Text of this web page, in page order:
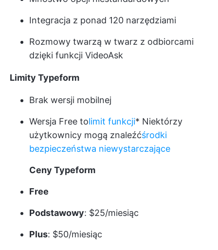
Integracja z ponad 120 narzędziami
Rozmowy twarzą w twarz z odbiorcami
dzięki funkcji VideoAsk
Limity Typeform
Brak wersji mobilnej
Wersja Free tolimit funkcji* Niektórzy
użytkownicy mogą znaleźćśrodki
bezpieczeństwa niewystarczające
Ceny Typeform
Free
Podstawowy: $25/miesiąc
Plus: $50/miesiąc